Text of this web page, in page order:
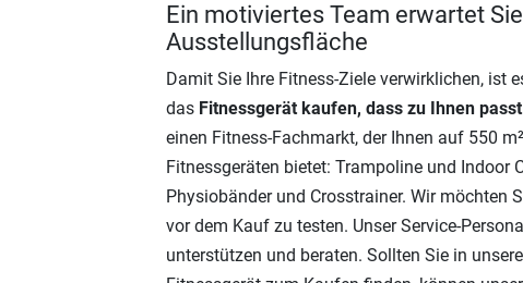
Ein motiviertes Team erwartet
Ausstellungsfläche
Damit Sie Ihre Fitness-Ziele verwirklichen, ist
das Fitnessgerät kaufen, dass zu Ihnen passt
einen Fitness-Fachmarkt, der Ihnen auf 550
Fitnessgeräten bietet: Trampoline und Indoor
Physiobänder und Crosstrainer. Wir möchten
vor dem Kauf zu testen. Unser Service-
unterstützen und beraten. Sollten Sie in